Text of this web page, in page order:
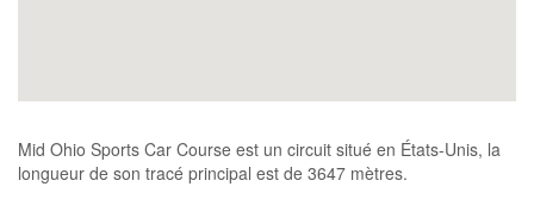
Mid Ohio Sports Car Course est un circuit situé en États-Unis, la
longueur de son tracé principal est de 3647 mètres.